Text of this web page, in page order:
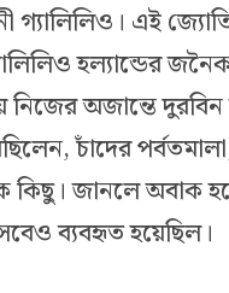
গ্যালিলিও। এই
হল্যান্ডের জনৈক
নিজের অজান্তে
চাঁদের
জানলে অবাক
ব্যবহৃত হয়েছিল।